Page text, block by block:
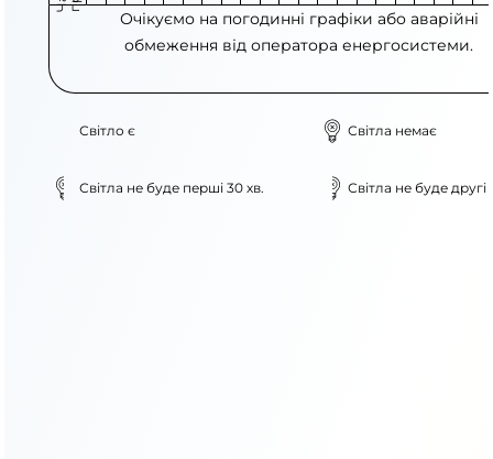
Очікуємо на погодинні графіки або аварійні
обмеження від оператора енергосистеми.
Світло є Світла немає
Світла не буде перші 30 хв. Світла не буде другі